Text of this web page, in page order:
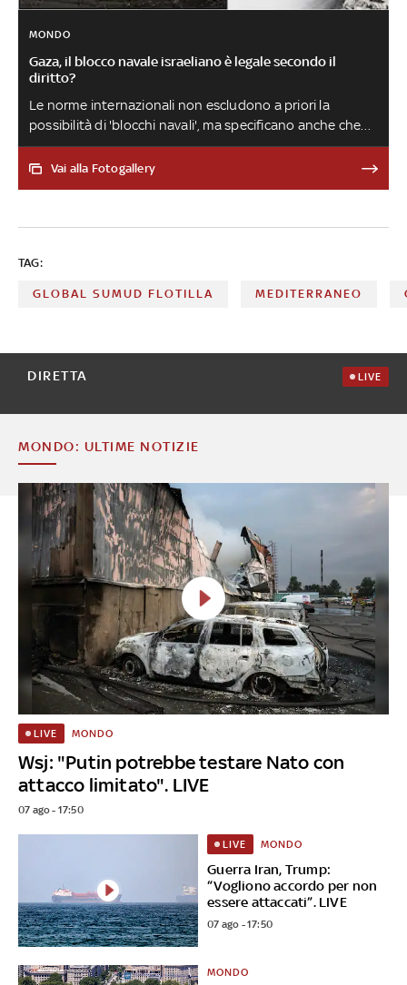
MONDO
Gaza, il blocco navale israeliano è legale secondo il
diritto?
Le norme internazionali non escludono a priori la
possibilità di 'blocchi navali', ma specificano anche che
diventano illegali nel caso in cui la popolazione messa in
difficoltà dal blocco non sia adeguatamente rifornita di
Vai alla Fotogallery
TAG:
GLOBAL SUMUD FLOTILLA MEDITERRANEO
DIRETTA LIVE
MONDO: ULTIME NOTIZIE
Wsj: "Putin potrebbe testare Nato con
attacco limitato". LIVE
LIVE MONDO
07 ago - 17:50
Guerra Iran, Trump:
“Vogliono accordo per non
essere attaccati”. LIVE
LIVE MONDO
07 ago - 17:50
MONDO